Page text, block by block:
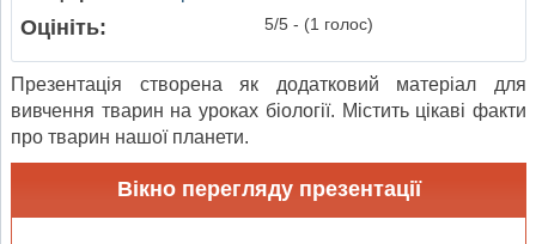
Оцініть: 5/5 - (1 голос)
Презентація створена як додатковий матеріал для
вивчення тварин на уроках біології. Містить цікаві факти
про тварин нашої планети.
Вікно перегляду презентації